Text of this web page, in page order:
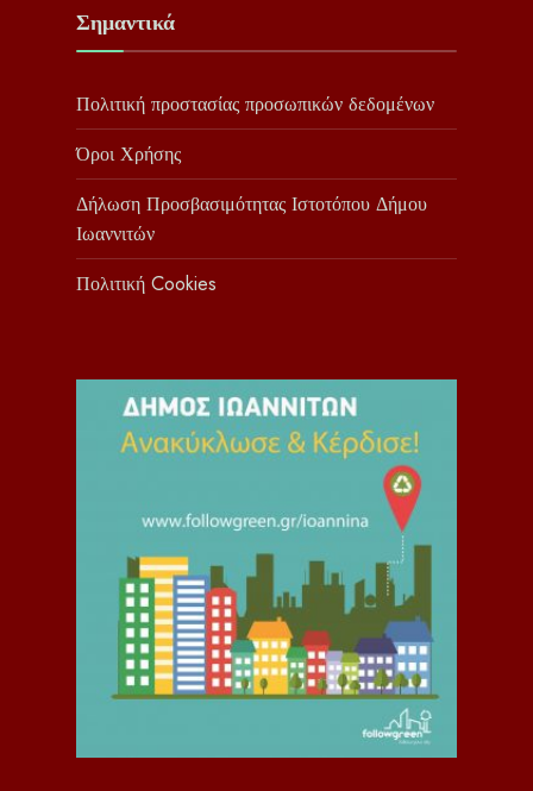
Σημαντικά
Πολιτική προστασίας προσωπικών δεδομένων
Όροι Χρήσης
Δήλωση Προσβασιμότητας Ιστοτόπου Δήμου
Ιωαννιτών
Πολιτική Cookies